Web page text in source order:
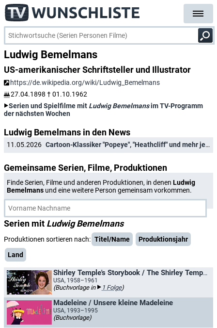
Ludwig Bemelmans
US-amerikanischer Schriftsteller und Illustrator
https://de.wikipedia.org/wiki/Ludwig_Bemelmans
27.04.1898 † 01.10.1962
Serien und Spielfilme mit Ludwig Bemelmansim TV-Programm
der nächsten Wochen
Ludwig Bemelmans in den News
11.05.2026 Cartoon-Klassiker "Popeye", "Heathcliff" und mehr jetzt gratis zu streamen
Gemeinsame Serien, Filme, Produktionen
Finde Serien, Filme und anderen Produktionen, in denen Ludwig
Bemelmans und eine weitere Person gemeinsam vorkommen.
Serien mit Ludwig Bemelmans
Produktionen sortieren nach: Titel/Name
Produktionsjahr
Land
Shirley Temple's Storybook / The Shirley Temple Show
USA, 1958–1961
(Buchvorlage in 1 Folge)
Madeleine / Unsere kleine Madeleine
USA, 1993–1995
(Buchvorlage)